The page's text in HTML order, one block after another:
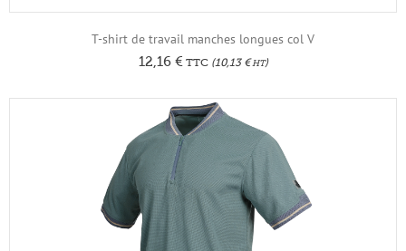
T-shirt de travail manches longues col V
12,16 €TTC(10,13 €HT)